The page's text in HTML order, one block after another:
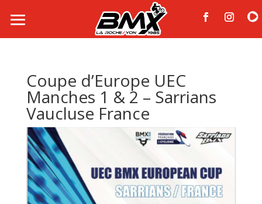
Coupe d’Europe UEC
Manches 1 & 2 – Sarrians
Vaucluse France